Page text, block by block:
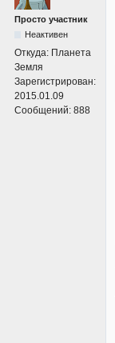
Просто участник
Неактивен
Откуда: Планета
Земля
Зарегистрирован:
2015.01.09
Сообщений: 888